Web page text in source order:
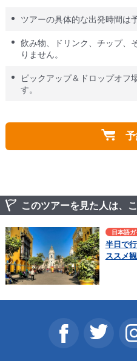
ツアーの具体的な出発時間は
飲み物、ドリンク、チップ、
りません。
ピックアップ＆ドロップオフ
す。
このツアーを見た人は、
日本語
半日で
ススメ